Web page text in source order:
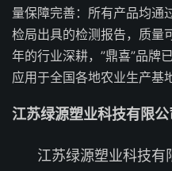
量保障完善：所有产品均通
检局出具的检测报告，质量
年的行业深耕，”鼎喜”品牌
应用于全国各地农业生产基
江苏绿源塑业科技有限公
江苏绿源塑业科技有